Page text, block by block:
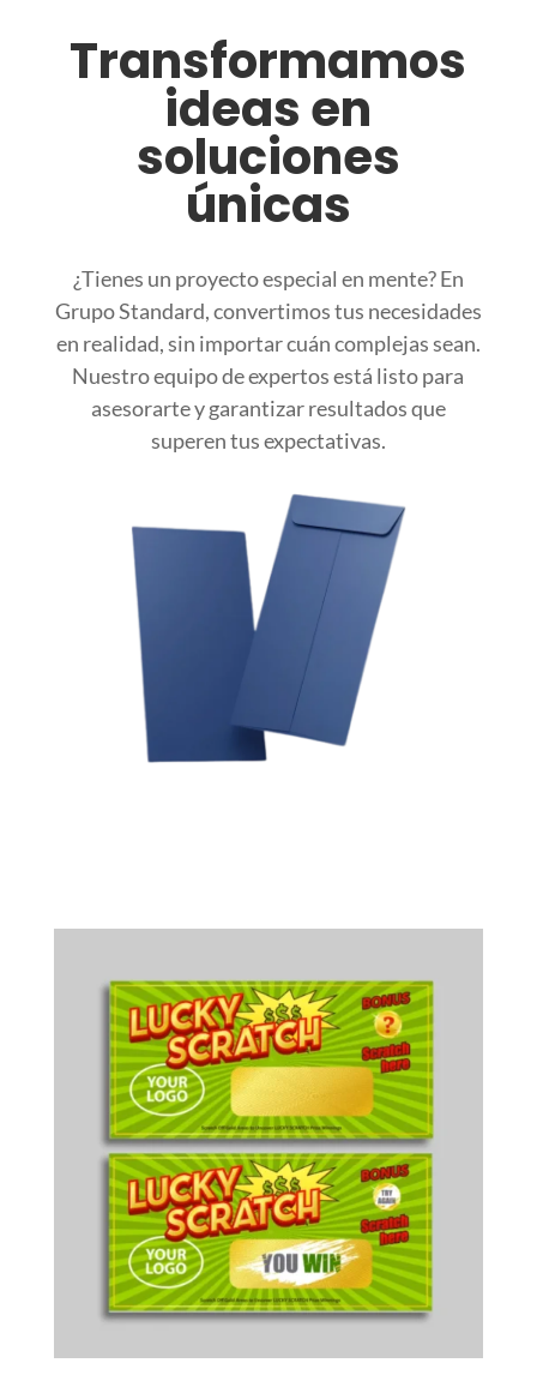
Transformamos
ideas en
soluciones
únicas
¿Tienes un proyecto especial en mente? En
Grupo Standard, convertimos tus necesidades
en realidad, sin importar cuán complejas sean.
Nuestro equipo de expertos está listo para
asesorarte y garantizar resultados que
superen tus expectativas.